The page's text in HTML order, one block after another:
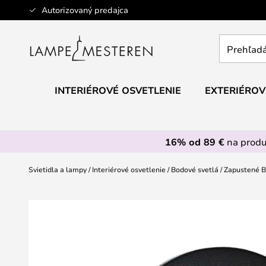
Autorizovaný predajca
Skip
to
obchod
INTERIÉROVÉ OSVETLENIE
16% od 89 €na
Svietidla a lampy Interiérové osvetlenie Bodové svetlá Zapustené